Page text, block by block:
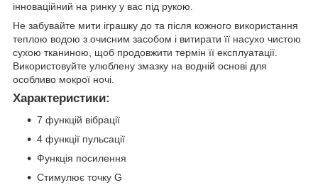
інноваційний на ринку у вас під рукою.
Не забувайте мити іграшку до та після кожного використання
теплою водою з очисним засобом і витирати її насухо чистою
сухою тканиною, щоб продовжити термін її експлуатації.
Використовуйте улюблену змазку на водній основі для
особливо мокрої ночі.
Характеристики:
7 функцій вібрації
4 функції пульсації
Функція посилення
Стимулює точку G